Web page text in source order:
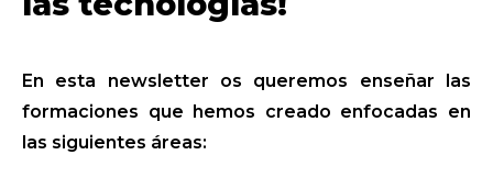
En esta newsletter os queremos enseñar las
formaciones que hemos creado enfocadas en
las siguientes áreas: